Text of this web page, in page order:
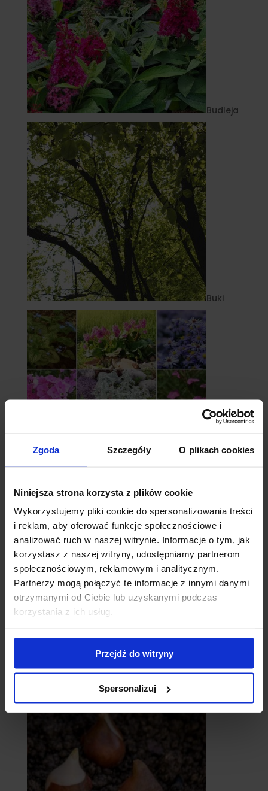
Zgoda Szczegóły O plikach cookies
Niniejsza strona korzysta z plików cookie
Wykorzystujemy pliki cookie do spersonalizowania treści
i reklam, aby oferować funkcje społecznościowe i
analizować ruch w naszej witrynie. Informacje o tym, jak
korzystasz z naszej witryny, udostępniamy partnerom
społecznościowym, reklamowym i analitycznym.
Partnerzy mogą połączyć te informacje z innymi danymi
otrzymanymi od Ciebie lub uzyskanymi podczas
korzystania z ich usług.
Przejdź do witryny
Spersonalizuj
Budleja
Buki
catalpy